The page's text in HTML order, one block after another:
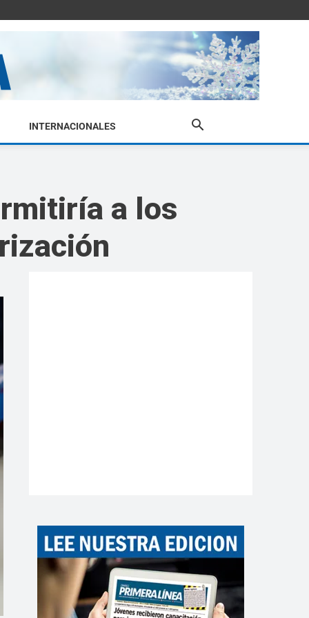
INTERNACIONALES
a los